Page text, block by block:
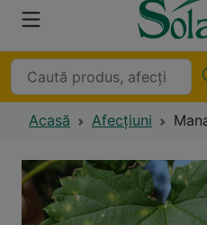
Acasă Afecțiuni